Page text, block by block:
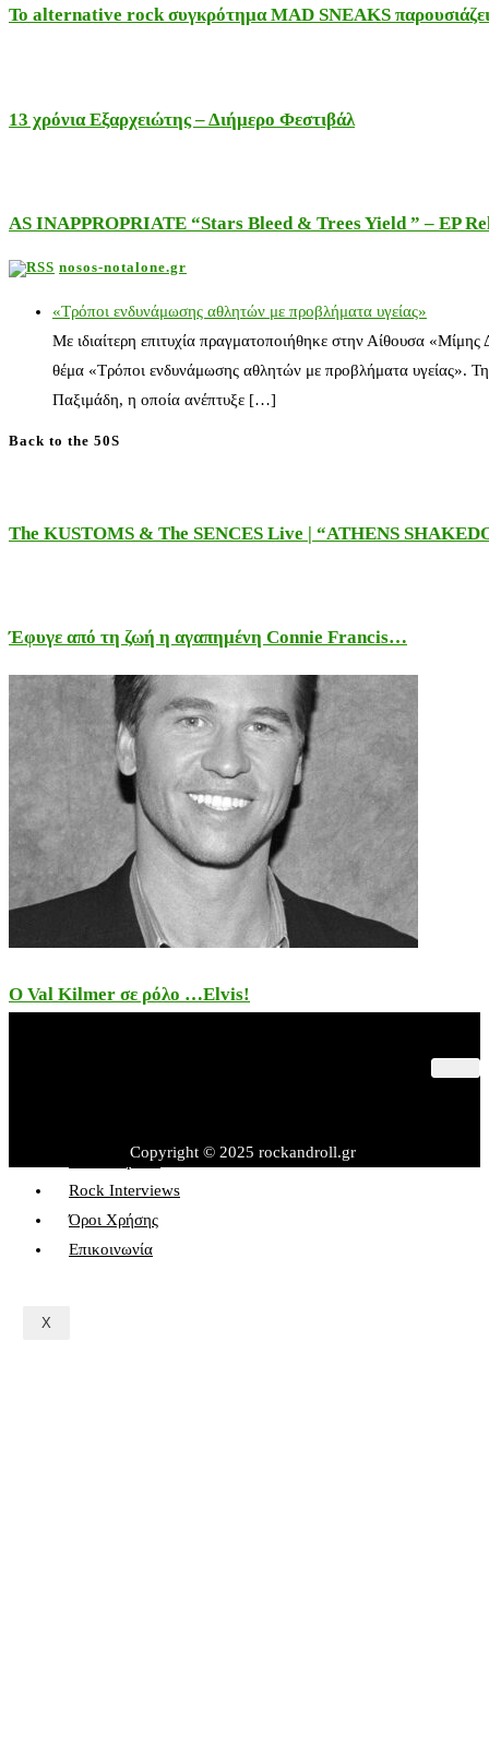
Το alternative rock συγκρότημα MAD SNEAKS
13 χρόνια Εξαρχειώτης – Διήμερο Φεστιβάλ
AS INAPPROPRIATE “Stars Bleed & Trees Yield ” – EP
nosos-notalone.gr
«Τρόποι ενδυνάμωσης αθλητών με προβλήματα υγείας»
Με ιδιαίτερη επιτυχία πραγματοποιήθηκε στην Αίθουσα
θέμα «Τρόποι ενδυνάμωσης αθλητών με προβλήματα υγείας».
Παξιμάδη, η οποία ανέπτυξε […]
Back to the 50S
The KUSTOMS & The SENCES Live | “ATHENS
Έφυγε από τη ζωή η αγαπημένη Connie Francis…
Ο Val Kilmer σε ρόλο …Elvis!
Rock&Sports
Rock Interviews
Όροι Χρήσης
Επικοινωνία
X
Copyright © 2025 rockandroll.gr